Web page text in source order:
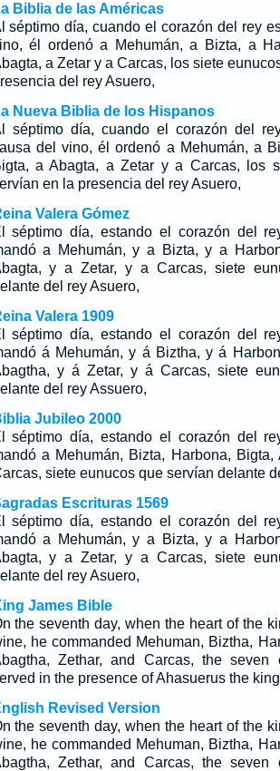
Biblia de las Américas
séptimo día, cuando el corazón del rey
él ordenó a Mehumán, a Bizta, a
a Zetar y a Carcas, los siete
del rey Asuero,
Nueva Biblia de los Hispanos
séptimo día, cuando el corazón del
del vino, él ordenó a Mehumán, a
a Abagta, a Zetar y a Carcas, los
en la presencia del rey Asuero,
Valera Gómez
séptimo día, estando el corazón del
a Mehumán, y a Bizta, y a
y a Zetar, y a Carcas, siete
del rey Asuero,
Valera 1909
séptimo día, estando el corazón del
á Mehumán, y á Biztha, y á
y á Zetar, y á Carcas, siete
del rey Assuero,
Jubileo 2000
séptimo día, estando el corazón del
a Mehumán, Bizta, Harbona, Bigta,
siete eunucos que servían delante
Escrituras 1569
séptimo día, estando el corazón del
a Mehumán, y a Bizta, y a
y a Zetar, y a Carcas, siete
del rey Asuero,
James Bible
the seventh day, when the heart of the
he commanded Mehuman, Biztha,
Zethar, and Carcas, the seven
in the presence of Ahasuerus the
Revised Version
the seventh day, when the heart of the
he commanded Mehuman, Biztha,
Zethar, and Carcas, the seven